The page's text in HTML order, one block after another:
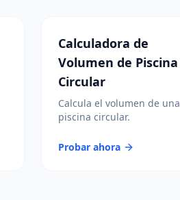
Calculadora de
Volumen de Piscina
Circular
Calcula el volumen de una
piscina circular.
Probar ahora